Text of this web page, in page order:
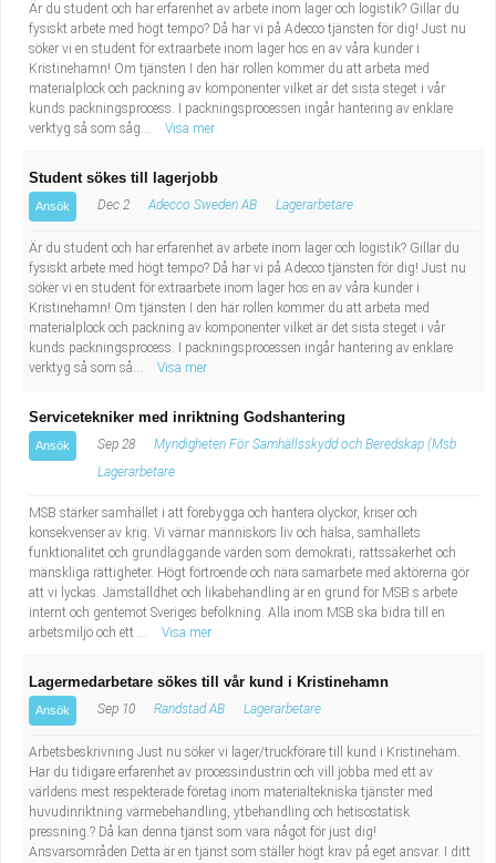
Är du student och har erfarenhet av arbete inom lager och logistik? Gillar du
fysiskt arbete med högt tempo? Då har vi på Adecco tjänsten för dig! Just nu
söker vi en student för extraarbete inom lager hos en av våra kunder i
Kristinehamn! Om tjänsten I den här rollen kommer du att arbeta med
materialplock och packning av komponenter vilket är det sista steget i vår
kunds packningsprocess. I packningsprocessen ingår hantering av enklare
verktyg så som såg...
Visa mer
Student sökes till lagerjobb
Ansök Dec 2 Adecco Sweden AB Lagerarbetare
Är du student och har erfarenhet av arbete inom lager och logistik? Gillar du
fysiskt arbete med högt tempo? Då har vi på Adecco tjänsten för dig! Just nu
söker vi en student för extraarbete inom lager hos en av våra kunder i
Kristinehamn! Om tjänsten I den här rollen kommer du att arbeta med
materialplock och packning av komponenter vilket är det sista steget i vår
kunds packningsprocess. I packningsprocessen ingår hantering av enklare
verktyg så som så...
Visa mer
Servicetekniker med inriktning Godshantering
Ansök Sep 28
Myndigheten För Samhällsskydd och Beredskap (Msb
Lagerarbetare
MSB stärker samhället i att förebygga och hantera olyckor, kriser och
konsekvenser av krig. Vi värnar människors liv och hälsa, samhällets
funktionalitet och grundläggande värden som demokrati, rättssäkerhet och
mänskliga rättigheter. Högt förtroende och nära samarbete med aktörerna gör
att vi lyckas. Jämställdhet och likabehandling är en grund för MSB:s arbete
internt och gentemot Sveriges befolkning. Alla inom MSB ska bidra till en
arbetsmiljö och ett ...
Visa mer
Lagermedarbetare sökes till vår kund i Kristinehamn
Ansök Sep 10 Randstad AB Lagerarbetare
Arbetsbeskrivning Just nu söker vi lager/truckförare till kund i Kristineham.
Har du tidigare erfarenhet av processindustrin och vill jobba med ett av
världens mest respekterade företag inom materialtekniska tjänster med
huvudinriktning värmebehandling, ytbehandling och hetisostatisk
pressning.? Då kan denna tjänst som vara något för just dig!
Ansvarsområden Detta är en tjänst som ställer högt krav på eget ansvar. I ditt